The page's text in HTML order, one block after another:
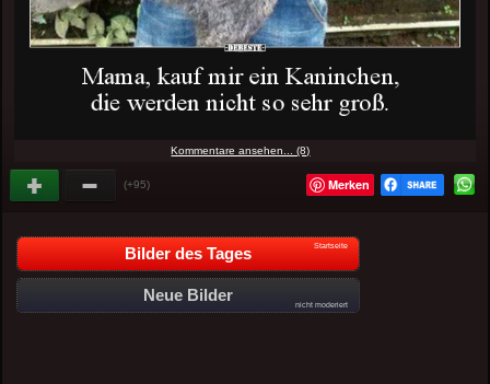
Kommentare ansehen... (8)
(+95) Merken
Bilder des Tages Startseite
Neue Bilder
nicht moderiert